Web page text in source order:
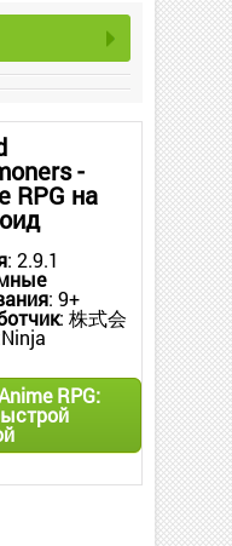
-
RPG на
: 2.9.1
: 9+
: 株式会
RPG: